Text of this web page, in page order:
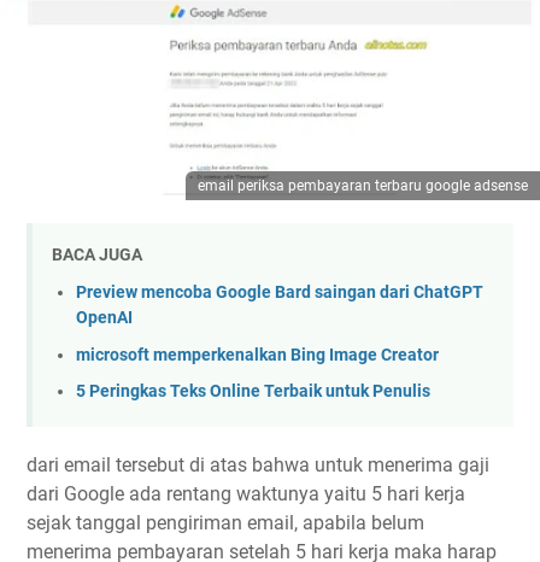
email periksa pembayaran terbaru google adsense
BACA JUGA
Preview mencoba Google Bard saingan dari ChatGPT
OpenAI
microsoft memperkenalkan Bing Image Creator
5 Peringkas Teks Online Terbaik untuk Penulis
dari email tersebut di atas bahwa untuk menerima gaji
dari Google ada rentang waktunya yaitu 5 hari kerja
sejak tanggal pengiriman email, apabila belum
menerima pembayaran setelah 5 hari kerja maka harap